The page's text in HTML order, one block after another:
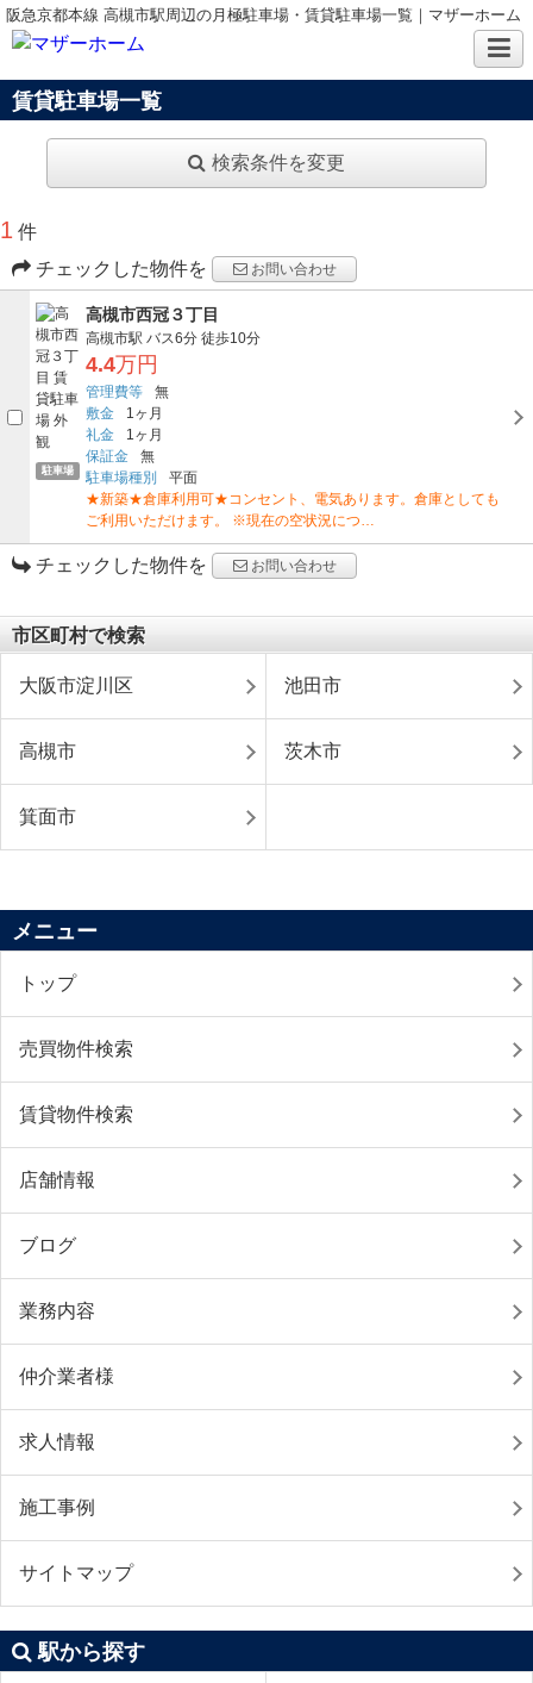
阪急京都本線 高槻市駅周辺の月極駐車場・賃貸駐車場一覧｜マザーホーム
賃貸駐車場一覧
検索条件を変更
1 件
チェックした物件を
お問い合わせ
駐車場
高槻市西冠３丁目
高槻市駅 バス6分 徒歩10分
4.4万円
管理費等
無
敷金
1ヶ月
礼金
1ヶ月
保証金
無
駐車場種別
平面
★新築★倉庫利用可★コンセント、電気あります。倉庫としても
ご利用いただけます。 ※現在の空状況につ…
チェックした物件を お問い合わせ
市区町村で検索
大阪市淀川区 池田市
高槻市 茨木市
箕面市
メニュー
トップ
売買物件検索
賃貸物件検索
店舗情報
ブログ
業務内容
仲介業者様
求人情報
施工事例
サイトマップ
駅から探す